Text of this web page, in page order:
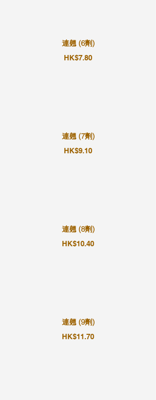
連翹 (6劑)
HK$7.80
連翹 (7劑)
HK$9.10
連翹 (8劑)
HK$10.40
連翹 (9劑)
HK$11.70